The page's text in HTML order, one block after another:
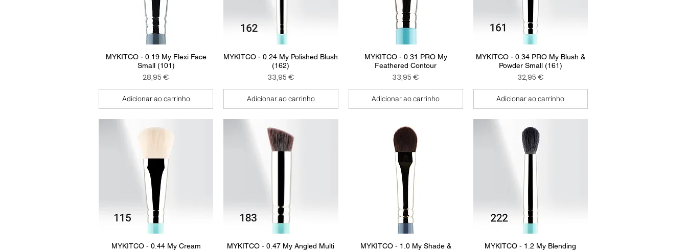
Visualização rápida
MYKITCO - 0.19 My Flexi Face
Small (101)
Preço
28,95 €
Adicionar ao carrinho
Visualização rápida
MYKITCO - 0.24 My Polished Blush
(162)
Preço
33,95 €
Adicionar ao carrinho
Visualização rápida
MYKITCO - 0.31 PRO My
Feathered Contour
Preço
33,95 €
Adicionar ao carrinho
Visualização rápida
MYKITCO - 0.34 PRO My Blush &
Powder Small (161)
Preço
32,95 €
Adicionar ao carrinho
Visualização rápida
MYKITCO - 0.44 My Cream
Visualização rápida
MYKITCO - 0.47 My Angled Multi
Visualização rápida
MYKITCO - 1.0 My Shade &
Visualização rápida
MYKITCO - 1.2 My Blending